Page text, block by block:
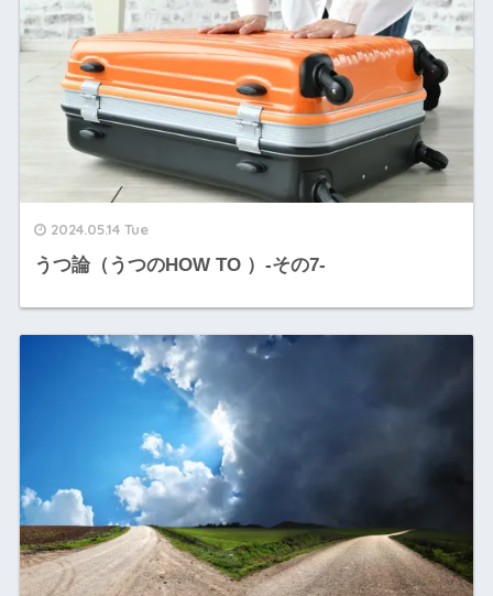
2024.05.14 Tue
うつ論（うつのHOW TO ）-その7-